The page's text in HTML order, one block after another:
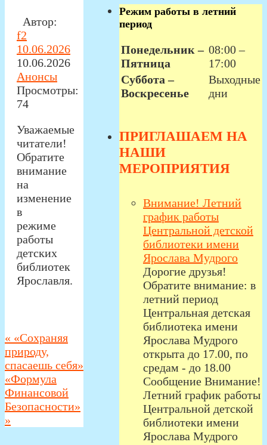
Автор:
f2
10.06.2026
10.06.2026
Анонсы
Просмотры:
74
Уважаемые
читатели!
Обратите
внимание
на
изменение
в
режиме
работы
детских
библиотек
Ярославля.
« «Сохраняя
природу,
спасаешь себя»
«Формула
Финансовой
Безопасности»
»
Режим работы в летний
период
Понедельник –
Пятница
08:00 –
17:00
Суббота –
Воскресенье
Выходные
дни
ПРИГЛАШАЕМ НА
НАШИ
МЕРОПРИЯТИЯ
Внимание! Летний
график работы
Центральной детской
библиотеки имени
Ярослава Мудрого
Дорогие друзья!
Обратите внимание: в
летний период
Центральная детская
библиотека имени
Ярослава Мудрого
открыта до 17.00, по
средам - до 18.00
Сообщение Внимание!
Летний график работы
Центральной детской
библиотеки имени
Ярослава Мудрого